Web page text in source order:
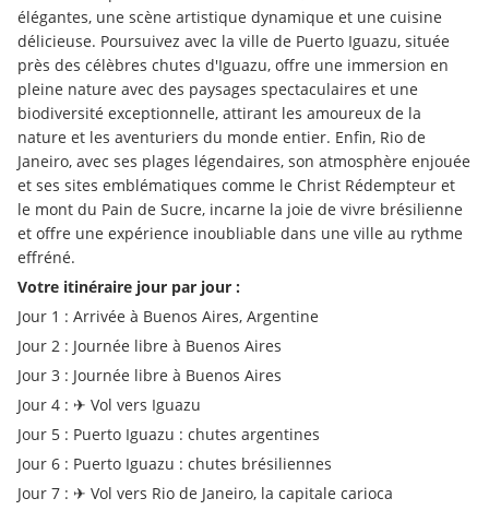
élégantes, une scène artistique dynamique et une cuisine
délicieuse. Poursuivez avec la ville de Puerto Iguazu, située
près des célèbres chutes d'Iguazu, offre une immersion en
pleine nature avec des paysages spectaculaires et une
biodiversité exceptionnelle, attirant les amoureux de la
nature et les aventuriers du monde entier. Enfin, Rio de
Janeiro, avec ses plages légendaires, son atmosphère enjouée
et ses sites emblématiques comme le Christ Rédempteur et
le mont du Pain de Sucre, incarne la joie de vivre brésilienne
et offre une expérience inoubliable dans une ville au rythme
effréné.
Votre itinéraire jour par jour :
Jour 1 : Arrivée à Buenos Aires, Argentine
Jour 2 : Journée libre à Buenos Aires
Jour 3 : Journée libre à Buenos Aires
Jour 4 : ✈︎ Vol vers Iguazu
Jour 5 : Puerto Iguazu : chutes argentines
Jour 6 : Puerto Iguazu : chutes brésiliennes
Jour 7 : ✈︎ Vol vers Rio de Janeiro, la capitale carioca